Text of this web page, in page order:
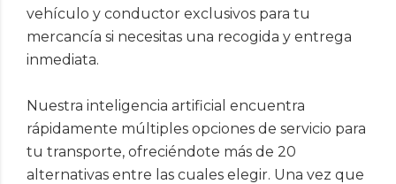
vehículo y conductor exclusivos para tu
mercancía si necesitas una recogida y entrega
inmediata.
Nuestra inteligencia artificial encuentra
rápidamente múltiples opciones de servicio para
tu transporte, ofreciéndote más de 20
alternativas entre las cuales elegir. Una vez que